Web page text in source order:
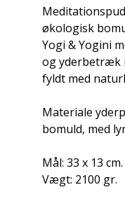
økologisk
Yogi & Yogini
og yderbetræk
fyldt med
Materiale
bomuld, med
Mål: 33 x 13 cm.
Vægt: 2100 gr.